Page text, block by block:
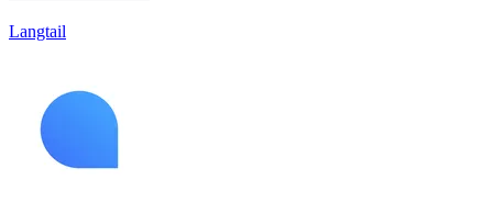
Langtail